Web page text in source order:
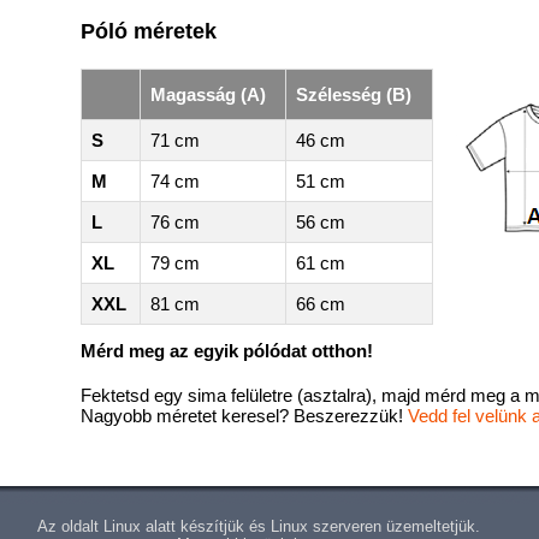
Póló méretek
Magasság (A) Szélesség (B)
S 71 cm
46 cm
M
74 cm
51 cm
L
76 cm
56 cm
XL
79 cm
61 cm
XXL
81 cm 66 cm
Mérd meg az egyik pólódat otthon!
Fektetsd egy sima felületre (asztalra), majd mérd meg a
Nagyobb méretet keresel? Beszerezzük! Vedd fel velünk
Az oldalt Linux alatt készítjük és Linux szerveren üzemeltetjük.